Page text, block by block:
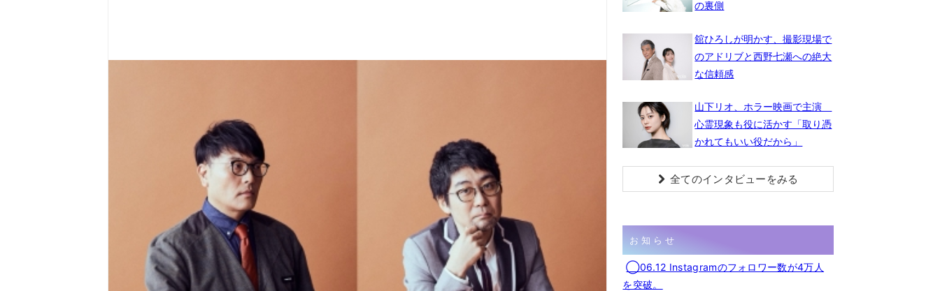
の裏側
舘ひろしが明かす、撮影現場で
のアドリブと西野七瀬への絶大
な信頼感
山下リオ、ホラー映画で主演
心霊現象も役に活かす「取り憑
かれてもいい役だから」
全てのインタビューをみる
お知らせ
◯06.12 Instagramのフォロワー数が4万人
を突破。